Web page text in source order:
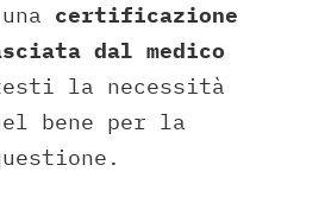
certificazione
dal medico
la necessità
bene per la